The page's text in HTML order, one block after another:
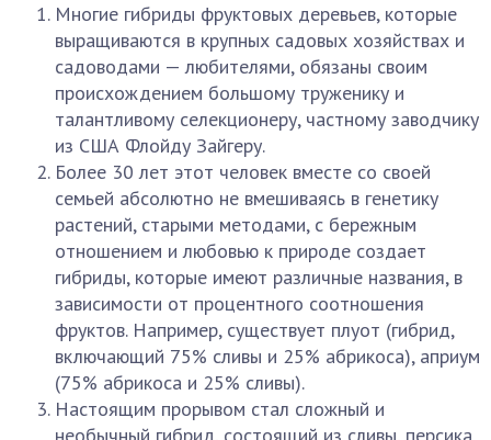
Многие гибриды фруктовых деревьев, которые
выращиваются в крупных садовых хозяйствах и
садоводами — любителями, обязаны своим
происхождением большому труженику и
талантливому селекционеру, частному заводчику
из США Флойду Зайгеру.
Более 30 лет этот человек вместе со своей
семьей абсолютно не вмешиваясь в генетику
растений, старыми методами, с бережным
отношением и любовью к природе создает
гибриды, которые имеют различные названия, в
зависимости от процентного соотношения
фруктов. Например, существует плуот (гибрид,
включающий 75% сливы и 25% абрикоса), априум
(75% абрикоса и 25% сливы).
Настоящим прорывом стал сложный и